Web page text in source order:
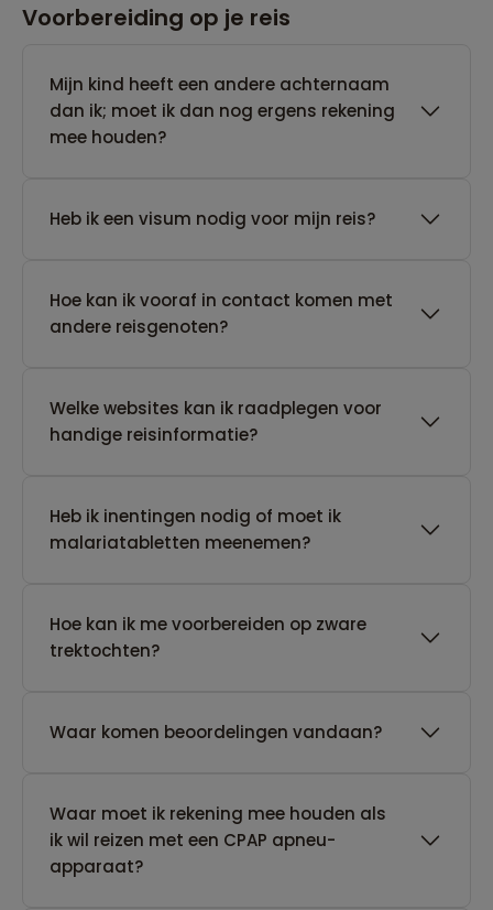
Voorbereiding op je reis
Mijn kind heeft een andere achternaam
dan ik; moet ik dan nog ergens rekening
mee houden?
Heb ik een visum nodig voor mijn reis?
Hoe kan ik vooraf in contact komen met
andere reisgenoten?
Welke websites kan ik raadplegen voor
handige reisinformatie?
Heb ik inentingen nodig of moet ik
malariatabletten meenemen?
Hoe kan ik me voorbereiden op zware
trektochten?
Waar komen beoordelingen vandaan?
Waar moet ik rekening mee houden als
ik wil reizen met een CPAP apneu-
apparaat?